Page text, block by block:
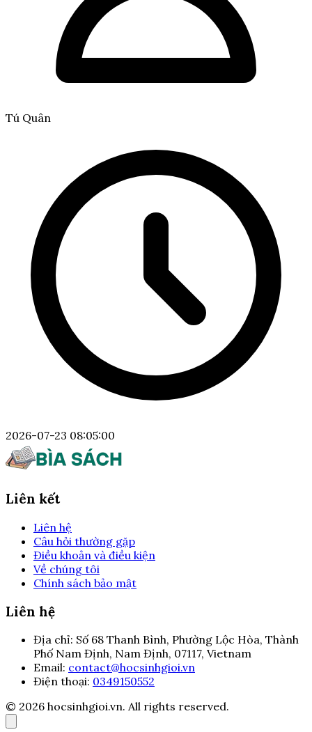
Tú Quân
2026-07-23 08:05:00
Liên kết
Liên hệ
Câu hỏi thường gặp
Điều khoản và điều kiện
Về chúng tôi
Chính sách bảo mật
Liên hệ
Địa chỉ: Số 68 Thanh Bình, Phường Lộc Hòa, Thành
Phố Nam Định, Nam Định, 07117, Vietnam
Email: contact@hocsinhgioi.vn
Điện thoại: 0349150552
© 2026 hocsinhgioi.vn. All rights reserved.